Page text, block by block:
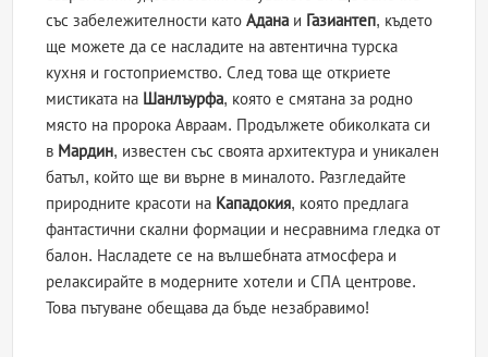
със забележителности катоАдана и Газиантеп, където
ще можете да се насладите на автентична турска
кухня и гостоприемство. След това ще откриете
мистиката на Шанлъурфа, която е смятана за родно
място на пророка Авраам. Продължете обиколката си
в Мардин, известен със своята архитектура и уникален
батъл, който ще ви върне в миналото. Разгледайте
природните красоти на Кападокия, която предлага
фантастични скални формации и несравнима гледка от
балон. Насладете се на вълшебната атмосфера и
релаксирайте в модерните хотели и СПА центрове.
Това пътуване обещава да бъде незабравимо!